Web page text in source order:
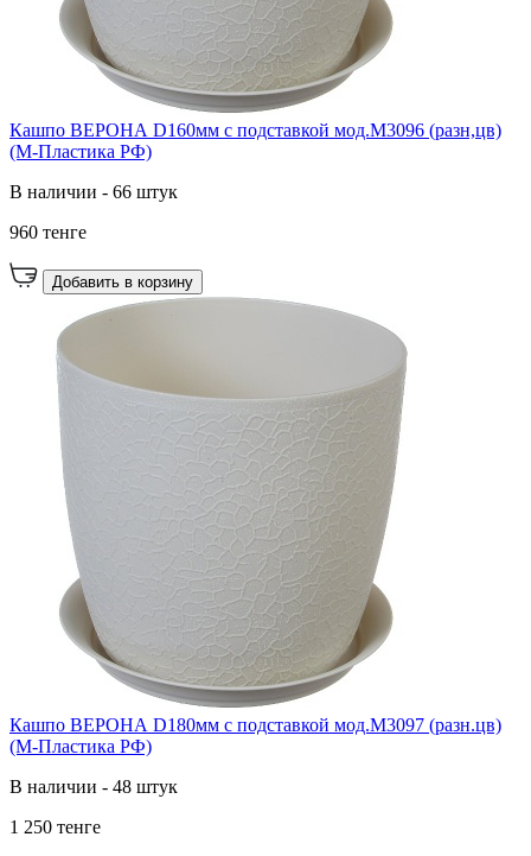
Кашпо ВЕРОНА D160мм с подставкой мод.М3096 (разн,цв)
(М-Пластика РФ)
В наличии - 66 штук
960 тенге
Добавить в корзину
Кашпо ВЕРОНА D180мм с подставкой мод.М3097 (разн.цв)
(М-Пластика РФ)
В наличии - 48 штук
1 250 тенге